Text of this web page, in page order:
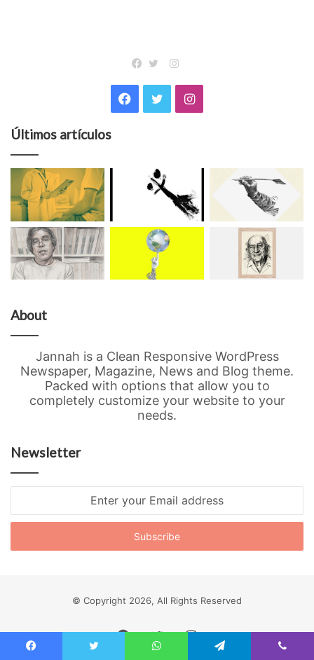
Instagram
Facebook
TwitterInstagram
Últimos artículos
About
Jannah is a Clean Responsive WordPress
Newspaper, Magazine, News and Blog theme.
Packed with options that allow you to
completely customize your website to your
needs.
Newsletter
Email
© Copyright 2026, All Rights Reserved
Facebook
TwitterInstagram